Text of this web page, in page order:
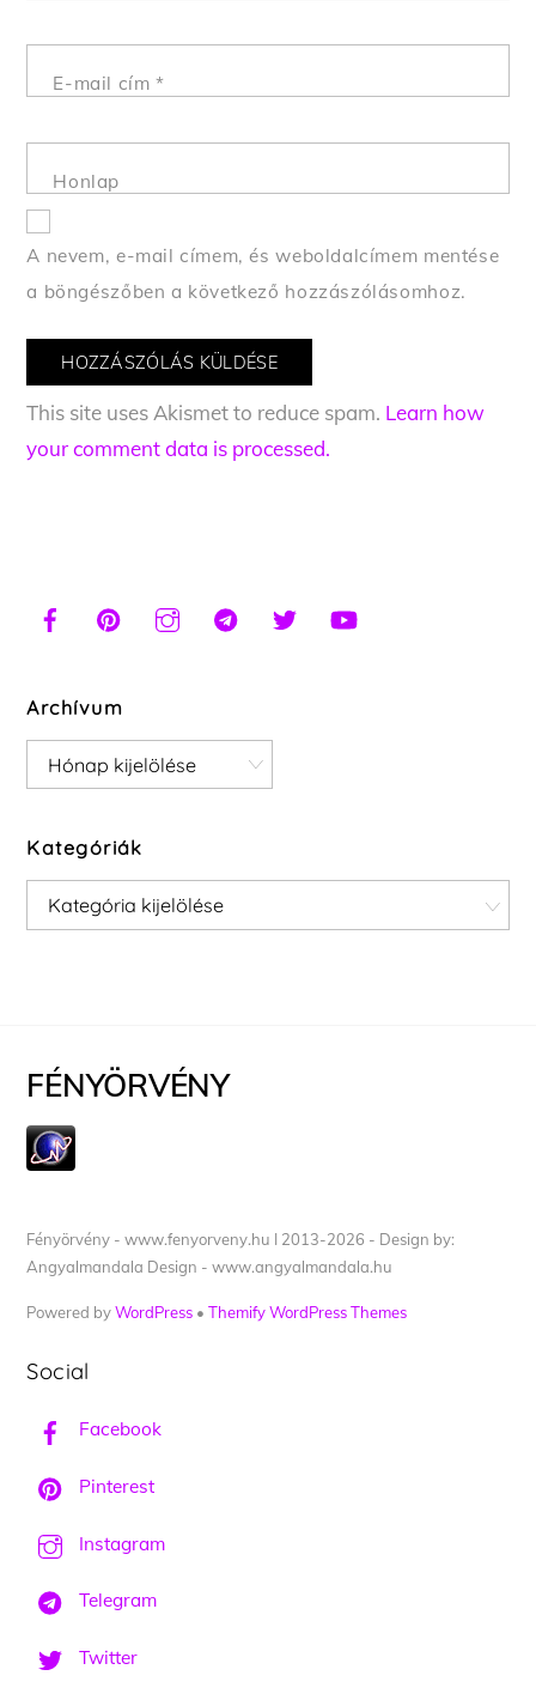
E-mail cím*
Honlap
A nevem, e-mail címem, és weboldalcímem mentése
a böngészőben a következő hozzászólásomhoz.
This site uses Akismet to reduce spam. Learn how
your comment data is processed.
Archívum
Archívum
Kategóriák
Kategóriák
FÉNYÖRVÉNY
Fényörvény - www.fenyorveny.hu I 2013-2026 - Design by:
Angyalmandala Design - www.angyalmandala.hu
Powered byWordPress •Themify WordPress Themes
Social
Facebook
Pinterest
Instagram
Telegram
Twitter